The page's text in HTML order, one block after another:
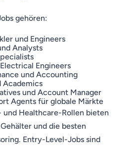
gehören:
und Engineers
Analysts
Engineers
und Accounting
Academics
und Account Manager
Agents für globale Märkte
und Healthcare-Rollen bieten
und die besten
Entry-Level-Jobs sind